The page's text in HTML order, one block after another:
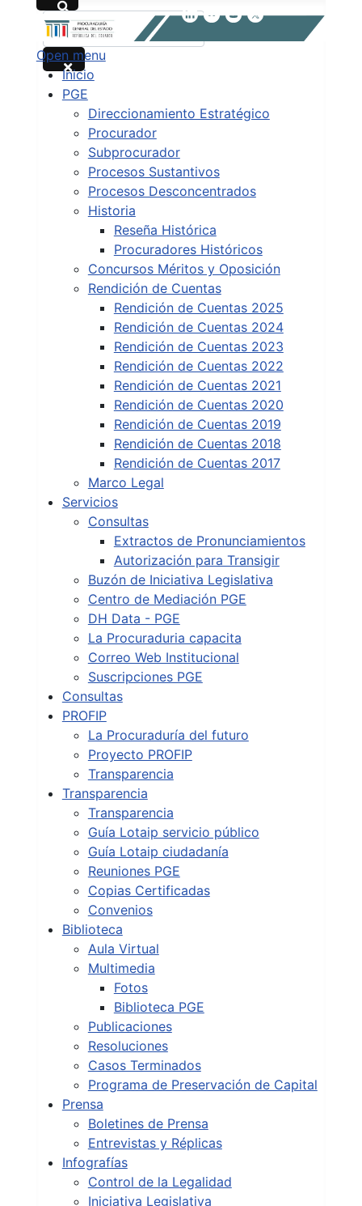
Buscar
Type 2 or more characters for results.
Open menu
Inicio
PGE
Direccionamiento Estratégico
Procurador
Subprocurador
Procesos Sustantivos
Procesos Desconcentrados
Historia
Reseña Histórica
Procuradores Históricos
Concursos Méritos y Oposición
Rendición de Cuentas
Rendición de Cuentas 2025
Rendición de Cuentas 2024
Rendición de Cuentas 2023
Rendición de Cuentas 2022
Rendición de Cuentas 2021
Rendición de Cuentas 2020
Rendición de Cuentas 2019
Rendición de Cuentas 2018
Rendición de Cuentas 2017
Marco Legal
Servicios
Consultas
Extractos de Pronunciamientos
Autorización para Transigir
Buzón de Iniciativa Legislativa
Centro de Mediación PGE
DH Data - PGE
La Procuraduria capacita
Correo Web Institucional
Suscripciones PGE
Consultas
PROFIP
La Procuraduría del futuro
Proyecto PROFIP
Transparencia
Transparencia
Transparencia
Guía Lotaip servicio público
Guía Lotaip ciudadanía
Reuniones PGE
Copias Certificadas
Convenios
Biblioteca
Aula Virtual
Multimedia
Fotos
Biblioteca PGE
Publicaciones
Resoluciones
Casos Terminados
Programa de Preservación de Capital
Prensa
Boletines de Prensa
Entrevistas y Réplicas
Infografías
Control de la Legalidad
Iniciativa Legislativa